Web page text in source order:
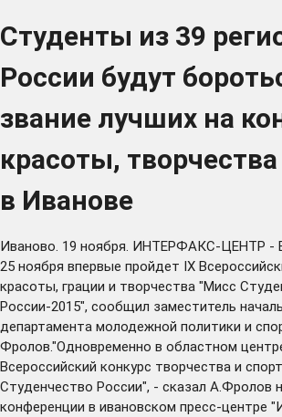
Студенты из 39
России будут
звание лучших на
красоты,
в Иванове
Иваново. 19 ноября. ИНТЕРФАКС-ЦЕНТР -
25 ноября впервые пройдет IX
красоты, грации и творчества "Мисс
России-2015", сообщил заместитель
департамента молодежной политики и
Фролов."Одновременно в областном
Всероссийский конкурс творчества и
Студенчество России", - сказал А.Фролов
конференции в ивановском пресс-центре